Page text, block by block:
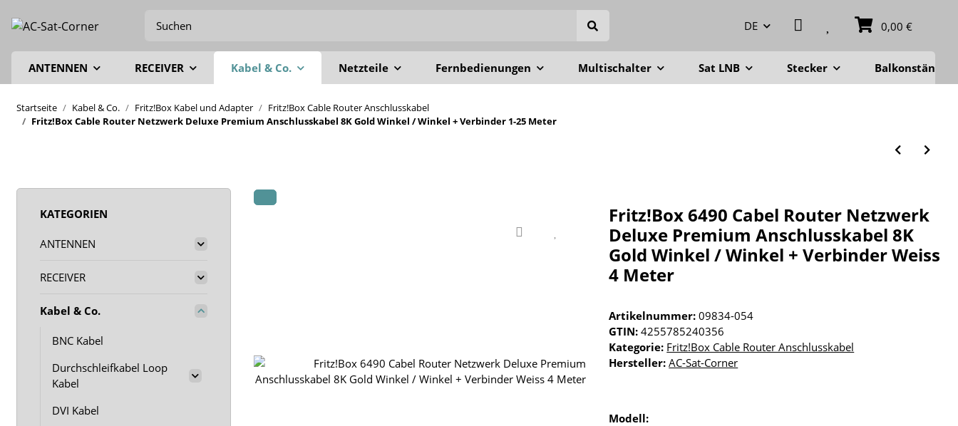
DE 0,00 €
ANTENNEN RECEIVER Kabel & Co. Netzteile Fernbedienungen Multischalter Sat LNB Stecker Balkonständer
Startseite Kabel & Co. Fritz!Box Kabel und Adapter
Fritz!Box Cable Router Anschlusskabel
Fritz!Box Cable Router Netzwerk Deluxe Premium Anschlusskabel 8K Gold Winkel / Winkel + Verbinder 1-25 Meter
Fritz!Box 6490 Cabel Router Netzwerk
Deluxe Premium Anschlusskabel 8K
Gold Winkel / Winkel + Verbinder Weiss
4 Meter
Artikelnummer:09834-054
GTIN: 4255785240356
Kategorie: Fritz!Box Cable Router Anschlusskabel
Hersteller: AC-Sat-Corner
Modell:
KATEGORIEN
ANTENNEN
RECEIVER
Kabel & Co.
BNC Kabel
Durchschleifkabel Loop
Kabel
DVI Kabel